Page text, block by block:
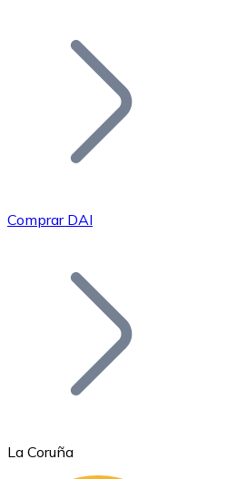
Añade tu proyecto a nuestro
Bitcoin
Comprar DAI
La Coruña